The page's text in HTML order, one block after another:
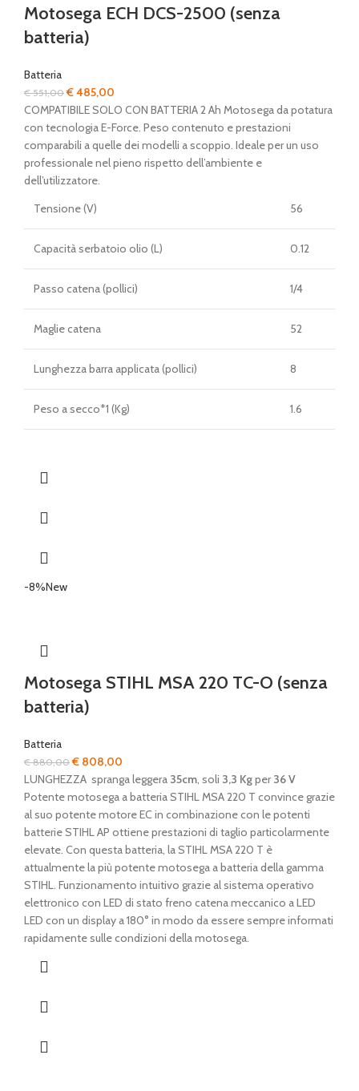
Motosega ECH DCS-2500 (senza
batteria)
Batteria
€551,00Il
prezzo
originale
era:
€ 551,00.
€485,00
prezzo
attuale
è:
€ 485,00.
COMPATIBILE SOLO CON BATTERIA 2 Ah Motosega da potatura
con tecnologia E-Force. Peso contenuto e prestazioni
comparabili a quelle dei modelli a scoppio. Ideale per un uso
professionale nel pieno rispetto dell’ambiente e
dell’utilizzatore.
Tensione (V)
56
Capacità serbatoio olio (L) 0.12
Passo catena (pollici) 1/4
Maglie catena 52
Lunghezza barra applicata (pollici) 8
Peso a secco*1 (Kg) 1.6
-8%New
Motosega STIHL MSA 220 TC-O (senza
batteria)
Batteria
€880,00Il
prezzo
originale
era:
€ 880,00.
€ 808,00
prezzo
attuale
è:
€ 808,00.
LUNGHEZZA spranga leggera 35cm, soli 3,3 Kgper36 V
Potente motosega a batteria STIHL MSA 220 T convince grazie
al suo potente motore EC in combinazione con le potenti
batterie STIHL AP ottiene prestazioni di taglio particolarmente
elevate. Con questa batteria, la STIHL MSA 220 T è
attualmente la più potente motosega a batteria della gamma
STIHL. Funzionamento intuitivo grazie al sistema operativo
elettronico con LED di stato freno catena meccanico a LED
LED con un display a 180° in modo da essere sempre informati
rapidamente sulle condizioni della motosega.